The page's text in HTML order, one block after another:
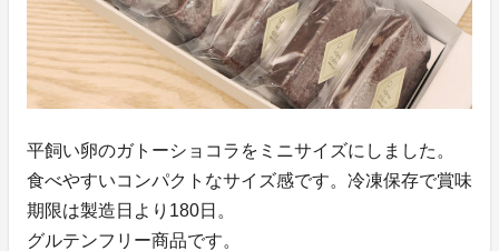
平飼い卵のガトーショコラをミニサイズにしました。
食べやすいコンパクトなサイズ感です。冷凍保存で賞味
期限は製造日より180日。
グルテンフリー商品です。